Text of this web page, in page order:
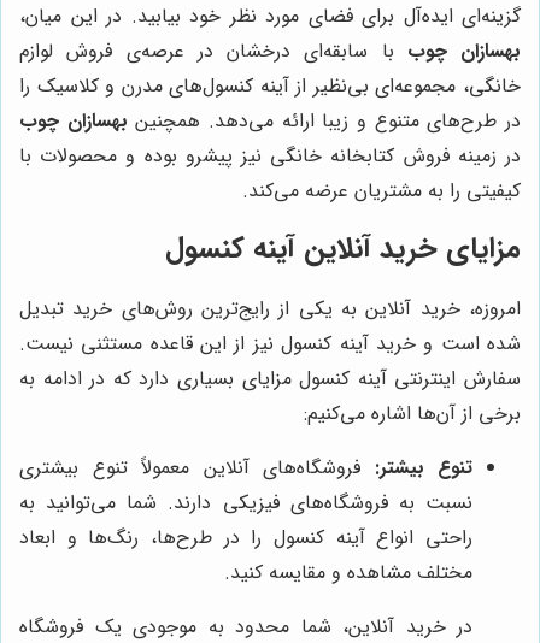
گزینه‌ای ایده‌آل برای فضای مورد نظر خود بیابید. در این میان،
بهسازان چوب با سابقه‌ای درخشان در عرصه‌ی فروش لوازم
خانگی، مجموعه‌ای بی‌نظیر از آینه کنسول‌های مدرن و کلاسیک را
در طرح‌های متنوع و زیبا ارائه می‌دهد. همچنین بهسازان چوب
در زمینه فروش کتابخانه خانگی نیز پیشرو بوده و محصولات با
کیفیتی را به مشتریان عرضه می‌کند.
مزایای خرید آنلاین آینه کنسول
امروزه، خرید آنلاین به یکی از رایج‌ترین روش‌های خرید تبدیل
شده است و خرید آینه کنسول نیز از این قاعده مستثنی نیست.
سفارش اینترنتی آینه کنسول مزایای بسیاری دارد که در ادامه به
برخی از آن‌ها اشاره می‌کنیم:
تنوع بیشتر: فروشگاه‌های آنلاین معمولاً تنوع بیشتری
نسبت به فروشگاه‌های فیزیکی دارند. شما می‌توانید به
راحتی انواع آینه کنسول را در طرح‌ها، رنگ‌ها و ابعاد
مختلف مشاهده و مقایسه کنید.
در خرید آنلاین، شما محدود به موجودی یک فروشگاه